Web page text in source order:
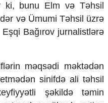
ki, bunu Elm və Təhsil
və Ümumi Təhsil üzrə
Bağırov jurnalistlərə
məqsədi məktədən
sinifdə ali təhsil
şəkildə təmin